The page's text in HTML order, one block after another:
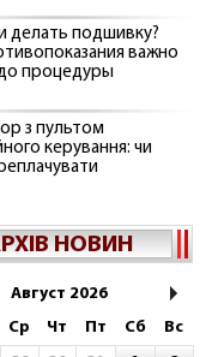
делать подшивку?
важно
процедуры
з пультом
керування: чи
НОВИН
Август 2026
Ср Чт Пт Сб
Вс